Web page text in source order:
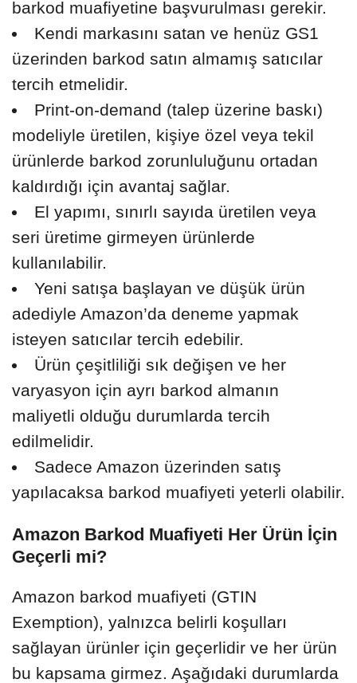
barkod muafiyetine başvurulması gerekir.
Kendi markasını satan ve henüz GS1
üzerinden barkod satın almamış satıcılar
tercih etmelidir.
Print-on-demand (talep üzerine baskı)
modeliyle üretilen, kişiye özel veya tekil
ürünlerde barkod zorunluluğunu ortadan
kaldırdığı için avantaj sağlar.
El yapımı, sınırlı sayıda üretilen veya
seri üretime girmeyen ürünlerde
kullanılabilir.
Yeni satışa başlayan ve düşük ürün
adediyle Amazon’da deneme yapmak
isteyen satıcılar tercih edebilir.
Ürün çeşitliliği sık değişen ve her
varyasyon için ayrı barkod almanın
maliyetli olduğu durumlarda tercih
edilmelidir.
Sadece Amazon üzerinden satış
yapılacaksa barkod muafiyeti yeterli olabilir.
Amazon Barkod Muafiyeti Her Ürün İçin
Geçerli mi?
Amazon barkod muafiyeti (GTIN
Exemption), yalnızca belirli koşulları
sağlayan ürünler için geçerlidir ve her ürün
bu kapsama girmez. Aşağıdaki durumlarda